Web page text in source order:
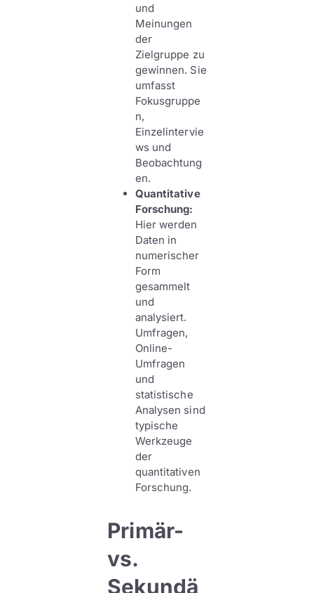
und
Meinungen
der
Zielgruppe zu
gewinnen. Sie
umfasst
Fokusgruppe
n,
Einzelintervie
ws und
Beobachtung
en.
Quantitative
Forschung:
Hier werden
Daten in
numerischer
Form
gesammelt
und
analysiert.
Umfragen,
Online-
Umfragen
und
statistische
Analysen sind
typische
Werkzeuge
der
quantitativen
Forschung.
Primär-
vs.
Sekundä